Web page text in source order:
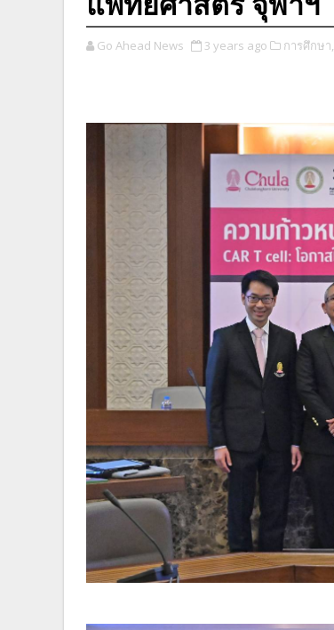
Go Ahead News 3 years ago การศึกษา,